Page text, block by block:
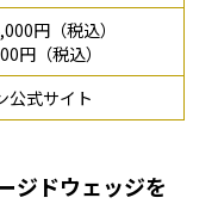
円（税込）
円（税込）
公式サイト
ジドウェッジを